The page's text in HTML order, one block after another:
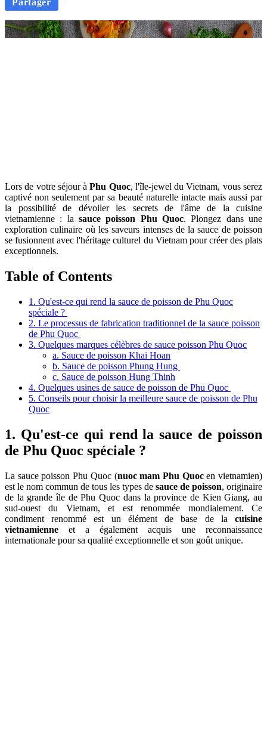
Partager
Lors de votre séjour àPhu Quoc, l'île-jewel du Vietnam, vous serez
captivé non seulement par sa beauté naturelle intacte mais aussi par
la possibilité de dévoiler les secrets de l'âme de la cuisine
vietnamienne : la sauce poisson Phu Quoc. Plongez dans une
exploration culinaire où les saveurs intenses de la sauce de poisson
se fusionnent avec l'héritage culturel du Vietnam pour créer des plats
exceptionnels.
Table of Contents
1. Qu'est-ce qui rend la sauce de poisson de Phu Quoc
spéciale ?
2. Le processus de fabrication traditionnel de la sauce poisson
de Phu Quoc
3. Quelques marques célèbres de sauce poisson Phu Quoc
a. Sauce de poisson Khai Hoan
b. Sauce de poisson Phung Hung
c. Sauce de poisson Hung Thinh
4. Quelques usines de sauce de poisson de Phu Quoc
5. Conseils pour choisir la meilleure sauce de poisson de Phu
Quoc
1. Qu'est-ce qui rend la sauce de poisson
de Phu Quoc spéciale ?
La sauce poisson Phu Quoc (nuoc mam Phu Quocen vietnamien)
est le nom commun de tous les types de sauce de poisson, originaire
de la grande île de Phu Quoc dans la province de Kien Giang, au
sud-ouest du Vietnam, et est renommée mondialement. Ce
condiment renommé est un élément de base de la cuisine
vietnamienne et a également acquis une reconnaissance
internationale pour sa qualité exceptionnelle et son goût unique.